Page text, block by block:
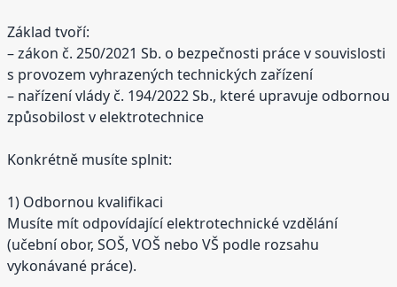
Základ tvoří:
– zákon č. 250/2021 Sb. o bezpečnosti práce v souvislosti
s provozem vyhrazených technických zařízení
– nařízení vlády č. 194/2022 Sb., které upravuje odbornou
způsobilost v elektrotechnice
Konkrétně musíte splnit:
1) Odbornou kvalifikaci
Musíte mít odpovídající elektrotechnické vzdělání
(učební obor, SOŠ, VOŠ nebo VŠ podle rozsahu
vykonávané práce).